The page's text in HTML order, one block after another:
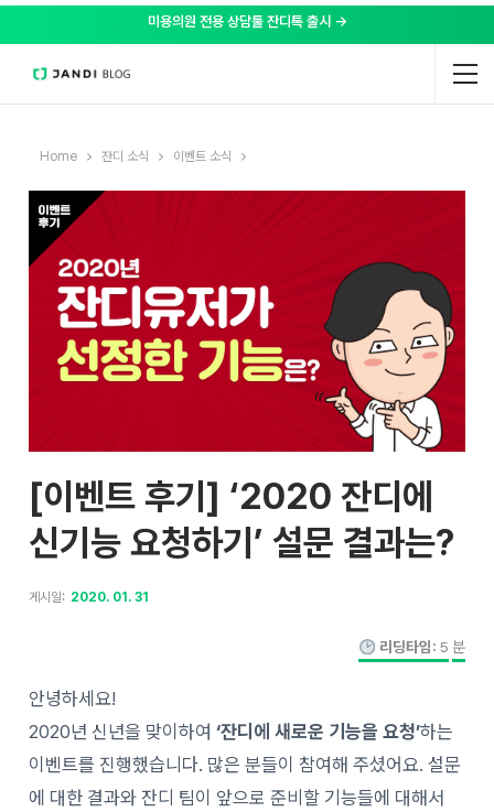
미용의원 전용 상담툴 잔디톡 출시 →
Home 잔디 소식 이벤트 소식
[이벤트 후기] ‘2020 잔디에
신기능 요청하기’ 설문 결과는?
게시일: 2020. 01. 31
리딩타임: 5 분
안녕하세요!
2020년 신년을 맞이하여‘잔디에 새로운 기능을 요청’하는
이벤트를 진행했습니다. 많은 분들이 참여해 주셨어요. 설문
에 대한 결과와 잔디 팀이 앞으로 준비할 기능들에 대해서